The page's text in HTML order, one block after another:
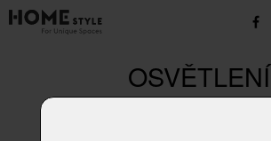
OSVĚTLENÍ